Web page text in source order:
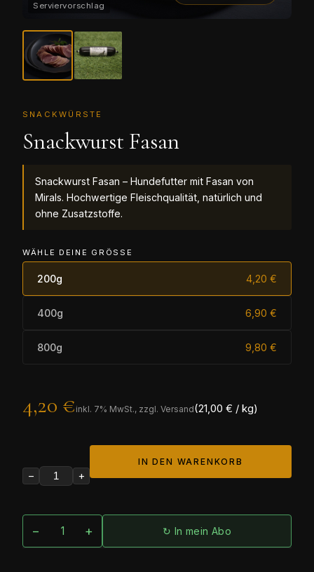
SNACKWÜRSTE
Snackwurst Fasan
Snackwurst Fasan – Hundefutter mit Fasan von
Mirals. Hochwertige Fleischqualität, natürlich und
ohne Zusatzstoffe.
WÄHLE DEINE GRÖSSE
200g 4,20 €
400g 6,90 €
800g 9,80 €
4,20 € inkl. 7% MwSt., zzgl. Versand(21,00 € / kg)
− +
IN DEN WARENKORB
− + ↻ In mein Abo